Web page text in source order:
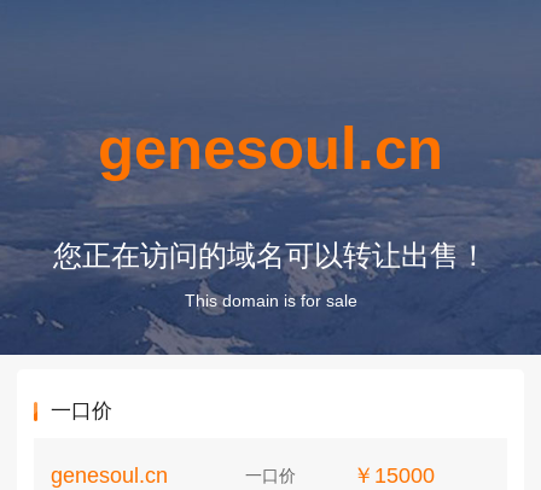
genesoul.cn
您正在访问的域名可以转让出售！
This domain is for sale
一口价
genesoul.cn 一口价 ￥15000